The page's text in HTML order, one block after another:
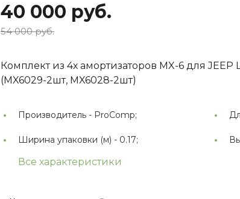
40 000 руб.
54 000 руб.
Комплект из 4х амортизаторов MX-6 для JEEP
(MX6029-2шт, MX6028-2шт)
Производитель - ProComp;
Ширина упаковки (м) - 0.17;
Все характеристики